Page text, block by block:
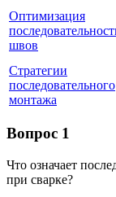
Оптимизация
швов
Стратегии
последовательного
монтажа
Вопрос 1
Что означает
при сварке?